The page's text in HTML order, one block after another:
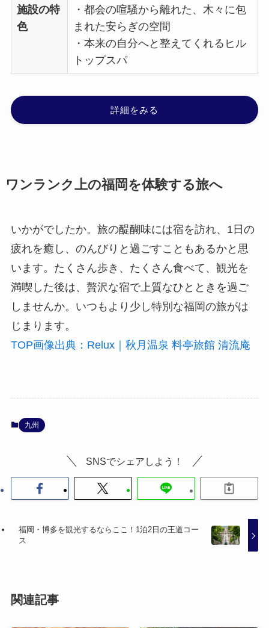
施設の特
色
・都会の喧騒から離れた、木々に包
まれた安らぎの空間
・本来の自分へと整えてくれるヒル
トップスパ
詳細をみる
ワンランク上の福岡を体験する旅へ
いかがでしたか。旅の醍醐味には宿を訪れ、1日の
疲れを癒し、のんびりと過ごすこともあるかと思
います。たくさん歩き、たくさん食べて、観光を
満喫した後は、贅沢な宿で上質なひとときを過ご
しませんか。いつもより少し特別な福岡の旅がは
じまります。
TOP画像出典：Relux｜秋月温泉 料亭旅館 清流庵
九州
SNSでシェアしよう！
福岡・博多を観光するならここ！1泊2日の王道コー
ス
関連記事